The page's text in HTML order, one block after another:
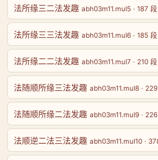
法所缘三二法发趣 abh03m11.mul5 · 187 段
法所缘三三法发趣 abh03m11.mul6 · 185 段
法所缘二二法发趣 abh03m11.mul7 · 210 段
法随顺所缘三法发趣 abh03m11.mul8 ·
法随顺所缘二法发趣 abh03m11.mul9 ·
法顺逆二法三法发趣 abh03m11.mul10 ·